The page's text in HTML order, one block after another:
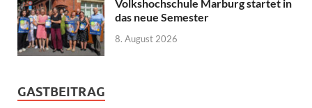
Volkshochschule Marburg startet in
das neue Semester
8. August 2026
GASTBEITRAG